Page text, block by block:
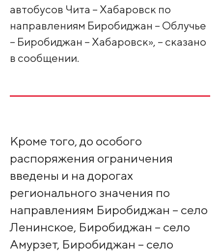
автобусов Чита – Хабаровск по
направлениям Биробиджан – Облучье
– Биробиджан – Хабаровск», – сказано
в сообщении.
Кроме того, до особого
распоряжения ограничения
введены и на дорогах
регионального значения по
направлениям Биробиджан – село
Ленинское, Биробиджан – село
Амурзет, Биробиджан – село